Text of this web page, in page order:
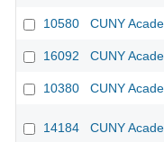
10580 CUNY
16092 CUNY
10380 CUNY
14184 CUNY